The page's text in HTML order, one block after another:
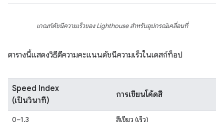
เกณฑ์ดัชนีความเร็วของ Lighthouse สําหรับอุปกรณ์เคลื่อนที่
ตารางนี้แสดงวิธีตีความคะแนนดัชนีความเร็วในเดสก์ท็อป
Speed Index
(เป็นวินาที)
การเขียนโค้ดสี
0–1.3 สีเขียว (เร็ว)